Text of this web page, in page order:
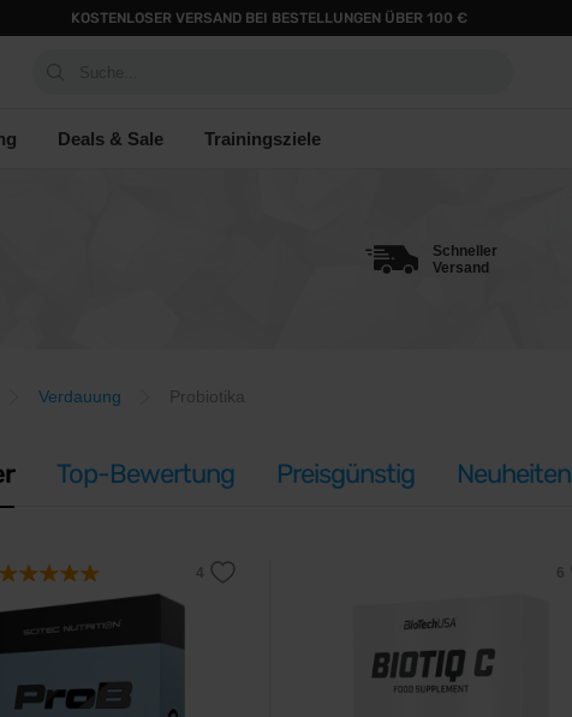
KOSTENLOSER VERSAND BEI BESTELLUNGEN ÜBER 100 €
Deals & Sale Trainingsziele
Schneller
Versand
Verdauung Probiotika
Top-Bewertung Preisgünstig Neuheiten